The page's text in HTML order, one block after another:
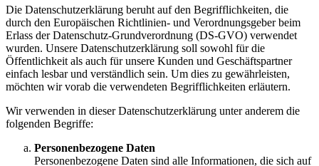
Die Datenschutzerklärung beruht auf den Begrifflichkeiten, die
durch den Europäischen Richtlinien- und Verordnungsgeber beim
Erlass der Datenschutz-Grundverordnung (DS-GVO) verwendet
wurden. Unsere Datenschutzerklärung soll sowohl für die
Öffentlichkeit als auch für unsere Kunden und Geschäftspartner
einfach lesbar und verständlich sein. Um dies zu gewährleisten,
möchten wir vorab die verwendeten Begrifflichkeiten erläutern.
Wir verwenden in dieser Datenschutzerklärung unter anderem die
folgenden Begriffe:
Personenbezogene Daten
Personenbezogene Daten sind alle Informationen, die sich auf